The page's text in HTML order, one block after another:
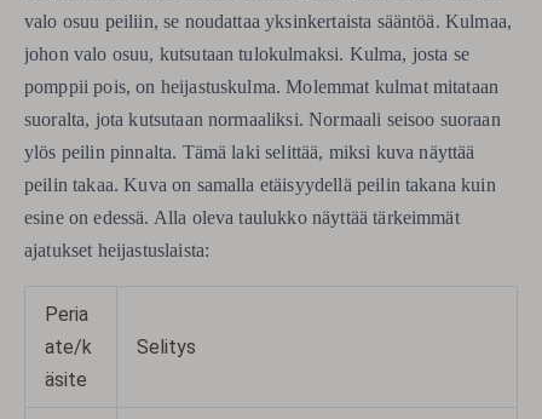
valo osuu peiliin, se noudattaa yksinkertaista sääntöä. Kulmaa,
johon valo osuu, kutsutaan tulokulmaksi. Kulma, josta se
pomppii pois, on heijastuskulma. Molemmat kulmat mitataan
suoralta, jota kutsutaan normaaliksi. Normaali seisoo suoraan
ylös peilin pinnalta. Tämä laki selittää, miksi kuva näyttää
peilin takaa. Kuva on samalla etäisyydellä peilin takana kuin
esine on edessä. Alla oleva taulukko näyttää tärkeimmät
ajatukset heijastuslaista:
Peria
ate/k
äsite
Selitys